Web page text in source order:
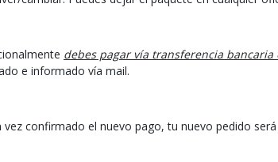
debes pagar vía transferencia
e informado vía mail.
vez confirmado el nuevo pago, tu nuevo pedido